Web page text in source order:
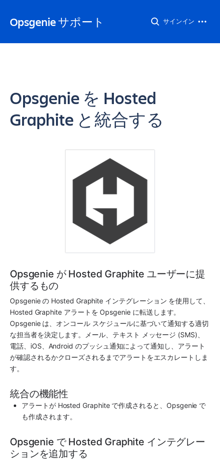
Opsgenie サポート サインイン
Opsgenie を Hosted
Graphite と統合する
Opsgenie が Hosted Graphite ユーザーに提
供するもの
Opsgenie の Hosted Graphite インテグレーション を使用して、
Hosted Graphite アラートを Opsgenie に転送します。
Opsgenie は、オンコール スケジュールに基づいて通知する適切
な担当者を決定します。メール、テキスト メッセージ (SMS)、
電話、iOS、Android のプッシュ通知によって通知し、アラート
が確認されるかクローズされるまでアラートをエスカレートしま
す。
統合の機能性
アラートが Hosted Graphite で作成されると、 Opsgenie で
も作成されます。
Opsgenie で Hosted Graphite インテグレー
ションを追加する